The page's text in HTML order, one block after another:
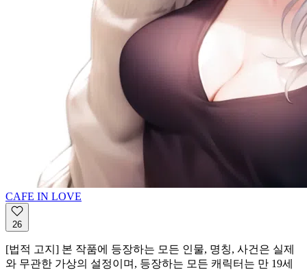
CAFE IN LOVE
26
[법적 고지] 본 작품에 등장하는 모든 인물, 명칭, 사건은 실제
와 무관한 가상의 설정이며, 등장하는 모든 캐릭터는 만 19세